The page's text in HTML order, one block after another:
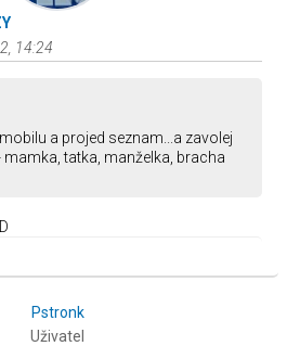
14:24
a projed seznam...a zavolej
tatka, manželka, bracha
Pstronk
Uživatel